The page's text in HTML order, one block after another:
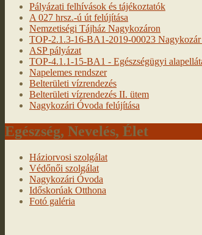
Pályázati felhívások és tájékoztatók
A 027 hrsz.-ú út felújítása
Nemzetiségi Tájház Nagykozáron
TOP-2.1.3-16-BA1-2019-00023
ASP pályázat
TOP-4.1.1-15-BA1 - Egészségügyi
Napelemes rendszer
Belterületi vízrendezés
Belterületi vízrendezés II. ütem
Nagykozári Óvoda felújítása
Egészség, Nevelés, Élet
Háziorvosi szolgálat
Védőnői szolgálat
Nagykozári Óvoda
Időskorúak Otthona
Fotó galéria